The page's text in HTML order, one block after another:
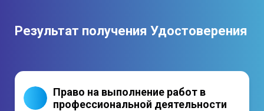
элементы защиты
Результат получения Удостоверения
Право на выполнение работ в
профессиональной деятельности